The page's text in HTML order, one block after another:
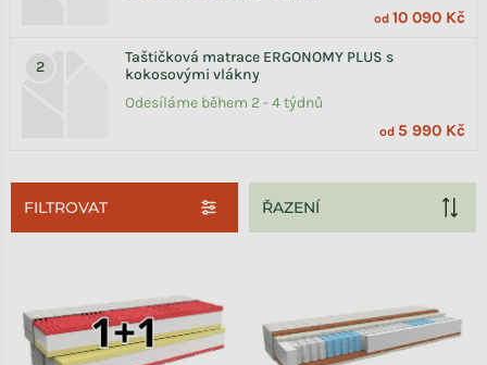
od 10 090 Kč
Taštičková matrace ERGONOMY PLUS s
kokosovými vlákny
Odesíláme během 2 - 4 týdnů
od 5 990 Kč
FILTROVAT